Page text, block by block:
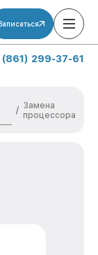
(861) 299-37-61
/ Замена
процессора